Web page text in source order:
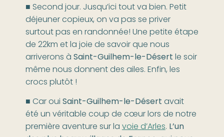
■ Second jour. Jusqu’ici tout va bien. Petit
déjeuner copieux, on va pas se priver
surtout pas en randonnée! Une petite étape
de 22km et la joie de savoir que nous
arriverons àSaint-Guilhem-le-Désertle soir
même nous donnent des ailes. Enfin, les
crocs plutôt !
■ Car ouiSaint-Guilhem-le-Désertavait
été un véritable coup de cœur lors de notre
première aventure sur lavoie d’Arles. L’un